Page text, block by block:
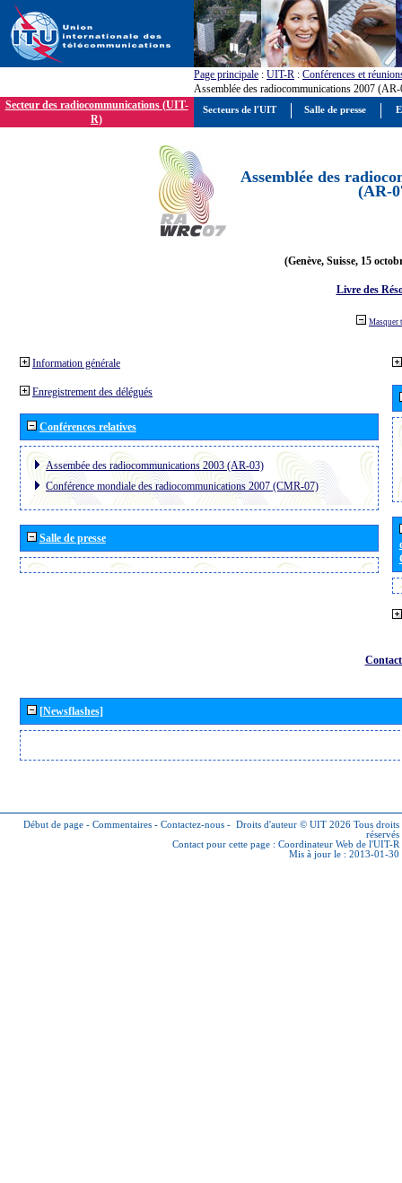
Page principale : UIT-R : Conférences et
Assemblée des radiocommunications 2007
Secteur des radiocommunications (UIT-
R)
Assemblée des
(AR-
(Genève, Suisse, 15
Livre des
Masquer
Information générale
Enregistrement des délégués
Conférences relatives
Assembée des radiocommunications 2003 (AR-03)
Conférence mondiale des radiocommunications 2007 (CMR-07)
Salle de presse
[Newsflashes]
Début de page - Commentaires - Contactez-nous - Droits d'auteur © UIT 2026 Tous droits
réservés
Contact pour cette page : Coordinateur Web de l'UIT-R
Mis à jour le : 2013-01-30
Secteurs de l'UIT Salle de presse